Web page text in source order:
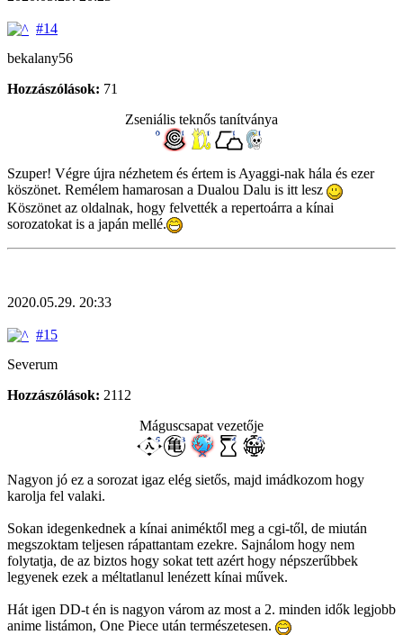
#14
bekalany56
Hozzászólások: 71
Zseniális teknős tanítványa
Szuper! Végre újra nézhetem és értem is Ayaggi-nak hála és ezer
köszönet. Remélem hamarosan a Dualou Dalu is itt lesz
Köszönet az oldalnak, hogy felvették a repertoárra a kínai
sorozatokat is a japán mellé.
2020.05.29. 20:33
#15
Severum
Hozzászólások: 2112
Máguscsapat vezetője
Nagyon jó ez a sorozat igaz elég sietős, majd imádkozom hogy
karolja fel valaki.
Sokan idegenkednek a kínai animéktől meg a cgi-től, de miután
megszoktam teljesen rápattantam ezekre. Sajnálom hogy nem
folytatja, de az biztos hogy sokat tett azért hogy népszerűbbek
legyenek ezek a méltatlanul lenézett kínai művek.
Hát igen DD-t én is nagyon várom az most a 2. minden idők legjobb
anime listámon, One Piece után természetesen.